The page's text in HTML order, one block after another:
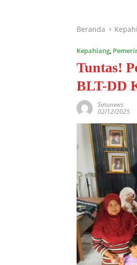
Beranda
Kepahiang,
Tuntas!
BLT-DD
Satunews
02/12/2025